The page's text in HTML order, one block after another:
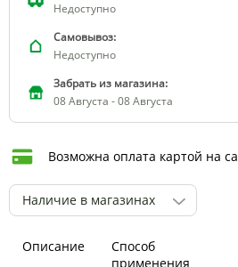
Недоступно
Самовывоз:
Недоступно
Забрать из магазина:
08 Августа - 08 Августа
Возможна оплата картой на
Наличие в магазинах
Описание
Способ
применения